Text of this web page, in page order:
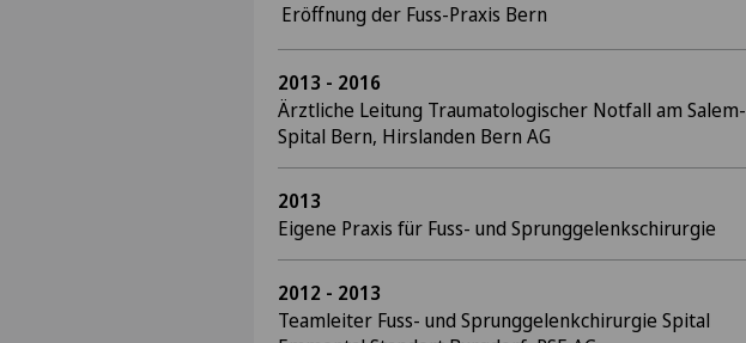
Eröffnung der Fuss-Praxis Bern
2013 - 2016
Ärztliche Leitung Traumatologischer Notfall am Salem-
Spital Bern, Hirslanden Bern AG
2013
Eigene Praxis für Fuss- und Sprunggelenkschirurgie
2012 - 2013
Teamleiter Fuss- und Sprunggelenkchirurgie Spital